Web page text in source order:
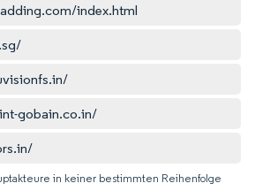
index.html
gobain.co.in/
in keiner bestimmten Reihenfolge